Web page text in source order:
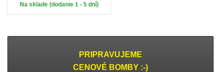
Na sklade (dodanie 1 - 5 dní)
PRIPRAVUJEME
CENOVÉ BOMBY :-)